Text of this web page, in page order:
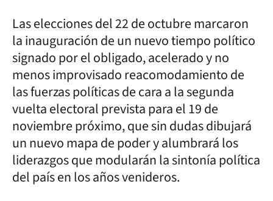
Las elecciones del 22 de octubre marcaron
la inauguración de un nuevo tiempo político
signado por el obligado, acelerado y no
menos improvisado reacomodamiento de
las fuerzas políticas de cara a la segunda
vuelta electoral prevista para el 19 de
noviembre próximo, que sin dudas dibujará
un nuevo mapa de poder y alumbrará los
liderazgos que modularán la sintonía política
del país en los años venideros.